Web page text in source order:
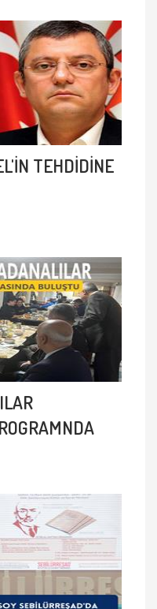
TEHDİDİNE